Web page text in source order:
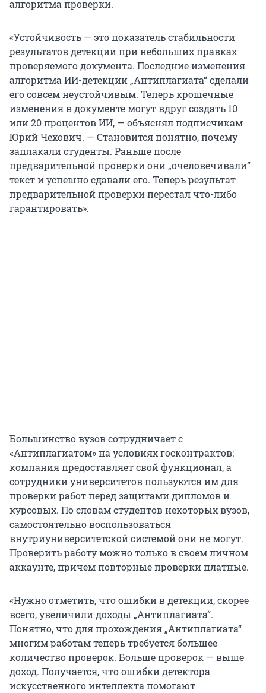
алгоритма проверки.
«Устойчивость — это показатель стабильности
результатов детекции при небольших правках
проверяемого документа. Последние изменения
алгоритма ИИ-детекции „Антиплагиата“ сделали
его совсем неустойчивым. Теперь крошечные
изменения в документе могут вдруг создать 10
или 20 процентов ИИ, — объяснял подписчикам
Юрий Чехович. — Становится понятно, почему
заплакали студенты. Раньше после
предварительной проверки они „очеловечивали“
текст и успешно сдавали его. Теперь результат
предварительной проверки перестал что-либо
гарантировать».
Большинство вузов сотрудничает с
«Антиплагиатом» на условиях госконтрактов:
компания предоставляет свой функционал, а
сотрудники университетов пользуются им для
проверки работ перед защитами дипломов и
курсовых. По словам студентов некоторых вузов,
самостоятельно воспользоваться
внутриуниверситетской системой они не могут.
Проверить работу можно только в своем личном
аккаунте, причем повторные проверки платные.
«Нужно отметить, что ошибки в детекции, скорее
всего, увеличили доходы „Антиплагиата“.
Понятно, что для прохождения „Антиплагиата“
многим работам теперь требуется большее
количество проверок. Больше проверок — выше
доход. Получается, что ошибки детектора
искусственного интеллекта помогают